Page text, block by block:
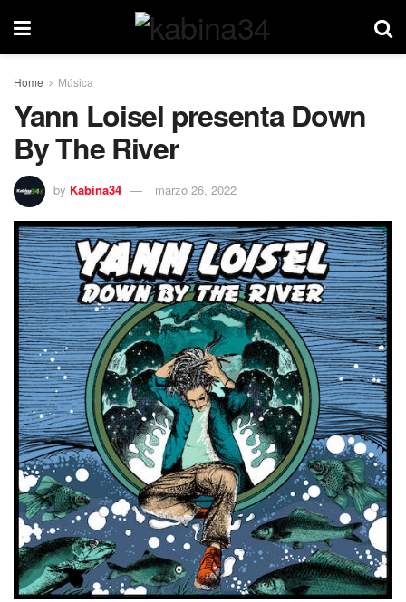
Home Música
Yann Loisel presenta Down
By The River
by Kabina34 marzo 26, 2022